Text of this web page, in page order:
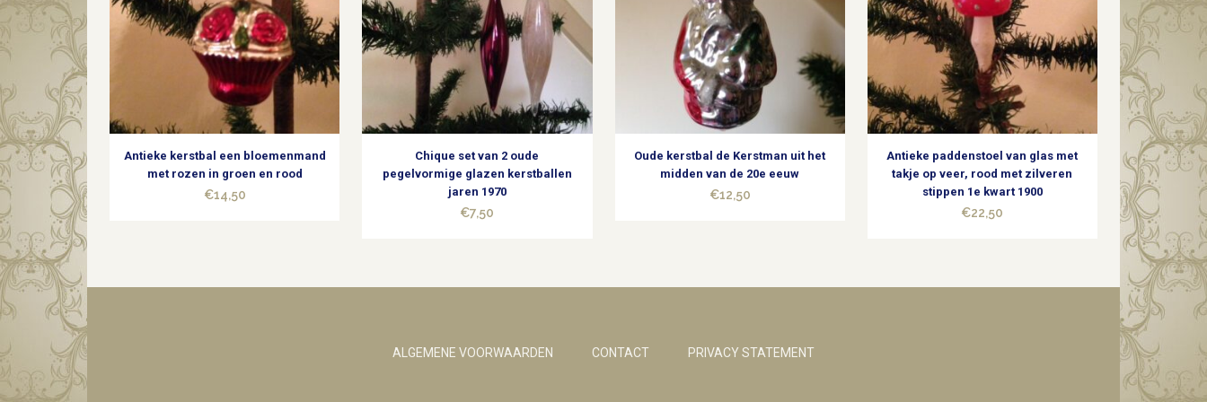
Antieke kerstbal een bloemenmand
met rozen in groen en rood
€14,50
Chique set van 2 oude
pegelvormige glazen kerstballen
jaren 1970
€7,50
Oude kerstbal de Kerstman uit het
midden van de 20e eeuw
€12,50
Antieke paddenstoel van glas met
takje op veer, rood met zilveren
stippen 1e kwart 1900
€22,50
ALGEMENE VOORWAARDEN CONTACT PRIVACY STATEMENT